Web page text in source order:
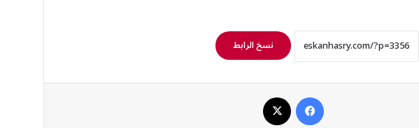
نسخ الرابط